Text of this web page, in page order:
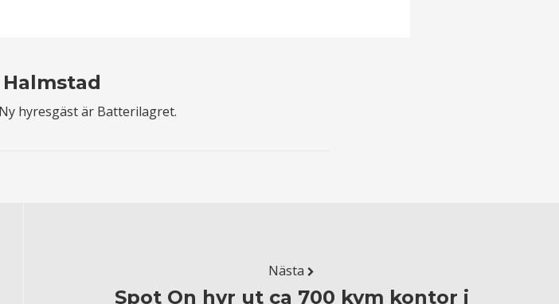
hyresgäst är Batterilagret.
Nästa
Spot On hyr ut ca 700 kvm kontor i